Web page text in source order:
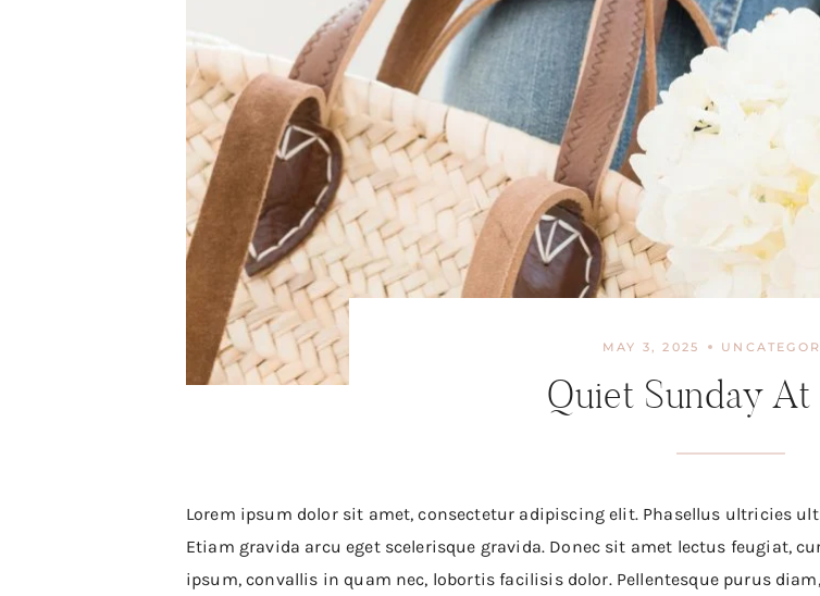
ABOUT
WORK WITH ME
NEWSLETTER
MAIL CLUB
CONTACT
MAY 3, 2025
Quiet Sunday At
Lorem ipsum dolor sit amet, consectetur adipiscing elit. Phasellus ultricies
Etiam gravida arcu eget scelerisque gravida. Donec sit amet lectus feugiat,
ipsum, convallis in quam nec, lobortis facilisis dolor. Pellentesque purus